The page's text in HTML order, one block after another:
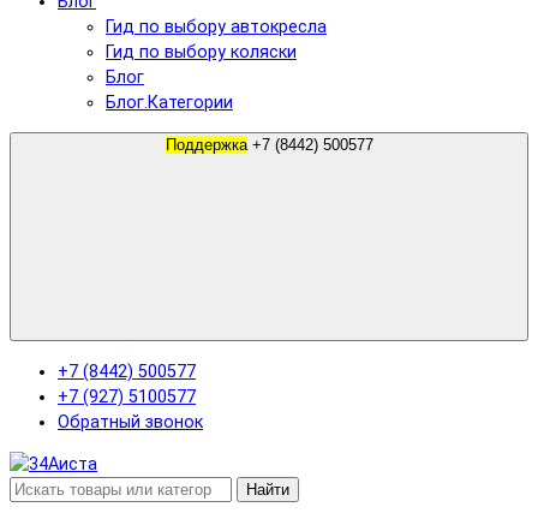
Гид по выбору автокресла
Гид по выбору коляски
Блог
Блог.Категории
Поддержка +7 (8442) 500577
+7 (8442) 500577
+7 (927) 5100577
Обратный звонок
Найти